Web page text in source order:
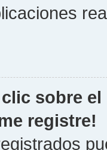
sobre
registre!